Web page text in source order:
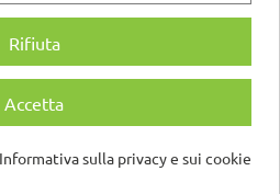
diritti sono riservati
Consenso sui cookie
Rifiuta
Accetta
Informativa sulla privacy e sui cookie